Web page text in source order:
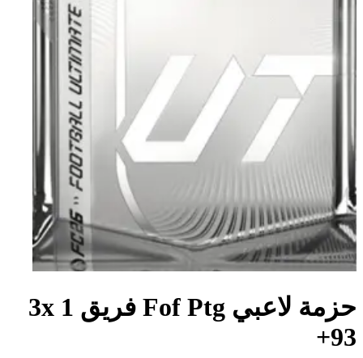
حزمة لاعبي Fof Ptg فريق 1 3x
+93